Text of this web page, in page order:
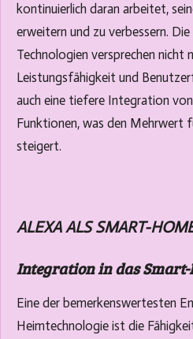
kontinuierlich daran arbeitet,
erweitern und zu verbessern.
Technologien versprechen nicht
Leistungsfähigkeit und
auch eine tiefere Integration
Funktionen, was den Mehrwert
steigert.
ALEXA ALS SMART-
Integration in das Smart-
Eine der bemerkenswertesten
Heimtechnologie ist die